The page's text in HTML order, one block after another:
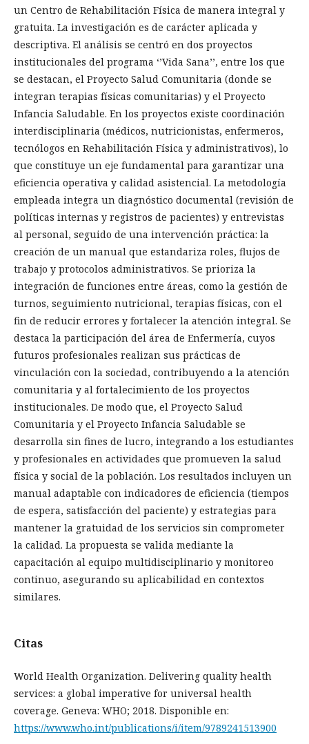
un Centro de Rehabilitación Física de manera integral y
gratuita. La investigación es de carácter aplicada y
descriptiva. El análisis se centró en dos proyectos
institucionales del programa ‘’Vida Sana’’, entre los que
se destacan, el Proyecto Salud Comunitaria (donde se
integran terapias físicas comunitarias) y el Proyecto
Infancia Saludable. En los proyectos existe coordinación
interdisciplinaria (médicos, nutricionistas, enfermeros,
tecnólogos en Rehabilitación Física y administrativos), lo
que constituye un eje fundamental para garantizar una
eficiencia operativa y calidad asistencial. La metodología
empleada integra un diagnóstico documental (revisión de
políticas internas y registros de pacientes) y entrevistas
al personal, seguido de una intervención práctica: la
creación de un manual que estandariza roles, flujos de
trabajo y protocolos administrativos. Se prioriza la
integración de funciones entre áreas, como la gestión de
turnos, seguimiento nutricional, terapias físicas, con el
fin de reducir errores y fortalecer la atención integral. Se
destaca la participación del área de Enfermería, cuyos
futuros profesionales realizan sus prácticas de
vinculación con la sociedad, contribuyendo a la atención
comunitaria y al fortalecimiento de los proyectos
institucionales. De modo que, el Proyecto Salud
Comunitaria y el Proyecto Infancia Saludable se
desarrolla sin fines de lucro, integrando a los estudiantes
y profesionales en actividades que promueven la salud
física y social de la población. Los resultados incluyen un
manual adaptable con indicadores de eficiencia (tiempos
de espera, satisfacción del paciente) y estrategias para
mantener la gratuidad de los servicios sin comprometer
la calidad. La propuesta se valida mediante la
capacitación al equipo multidisciplinario y monitoreo
continuo, asegurando su aplicabilidad en contextos
similares.
Citas
World Health Organization. Delivering quality health
services: a global imperative for universal health
coverage. Geneva: WHO; 2018. Disponible en:
https://www.who.int/publications/i/item/9789241513900